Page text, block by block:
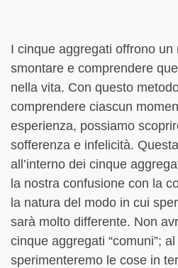
I cinque aggregati offrono
smontare e comprendere
nella vita. Con questo
comprendere ciascun
esperienza, possiamo
sofferenza e infelicità.
all’interno dei cinque
la nostra confusione con la
la natura del modo in cui
sarà molto differente. Non
cinque aggregati “comuni”;
sperimenteremo le cose in